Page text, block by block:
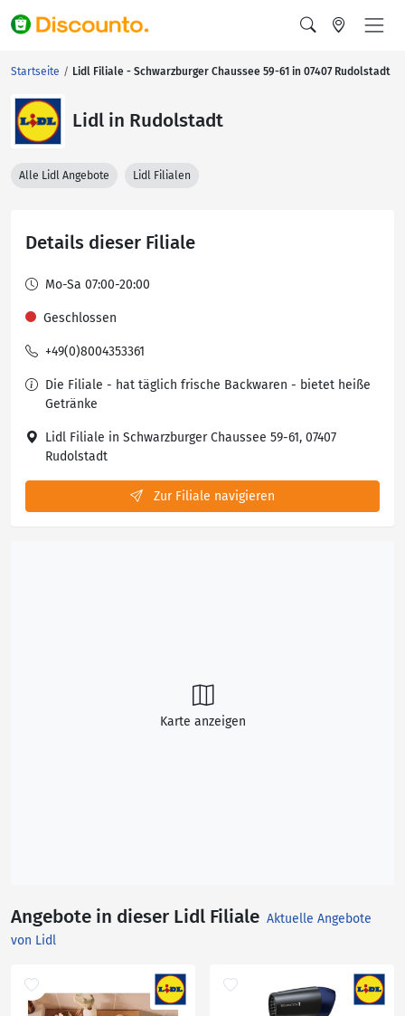
Startseite Lidl Filiale - Schwarzburger Chaussee 59-61 in 07407 Rudolstadt
Lidl in Rudolstadt
Alle Lidl Angebote Lidl Filialen
Details dieser Filiale
Mo-Sa 07:00-20:00
Geschlossen
+49(0)8004353361
Die Filiale - hat täglich frische Backwaren - bietet heiße
Getränke
Lidl Filiale in Schwarzburger Chaussee 59-61, 07407
Rudolstadt
Zur Filiale navigieren
Karte anzeigen
Angebote in dieser Lidl Filiale Aktuelle Angebote
von Lidl